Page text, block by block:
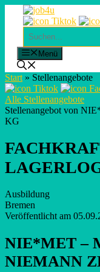
contentSuchen
Menü
Start » Stellenangebote
Alle Stellenangebote
Stellenangebot von
KG
Ausbildung
Bremen
Veröffentlicht am
NIE*MET –
NIEMANN